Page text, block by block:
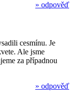
» odpověď
cesmínu. Je
Ale jsme
za případnou
» odpověď